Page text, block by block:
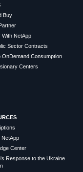
Buy
With NetApp
Sector Contracts
OnDemand Consumption
Centers
NetApp
Center
Response to the Ukraine